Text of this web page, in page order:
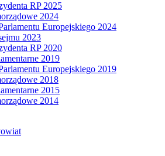
RP 2025
2024
Europejskiego 2024
2023
RP 2020
2019
Europejskiego 2019
2018
2015
2014